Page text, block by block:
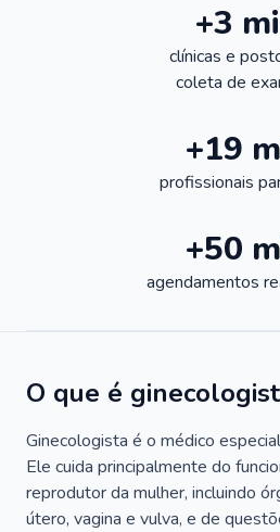
+3
clínicas e
coleta de
+19
profissionais
+50
agendamentos
O que é
Ginecologista é o médico
Ele cuida principalmente do
reprodutor da mulher, incluindo
útero, vagina e vulva, e de